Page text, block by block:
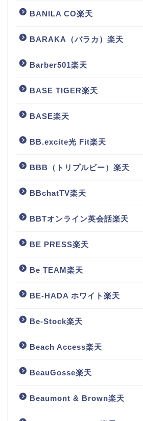
BANILA CO楽天
BARAKA（バラカ）楽天
Barber501楽天
BASE TIGER楽天
BASE楽天
BB.excite光 Fit楽天
BBB（トリプルビー）楽天
BBchatTV楽天
BBTオンライン英会話楽天
BE PRESS楽天
Be TEAM楽天
BE-HADA ホワイト楽天
Be-Stock楽天
Beach Access楽天
BeauGosse楽天
Beaumont & Brown楽天